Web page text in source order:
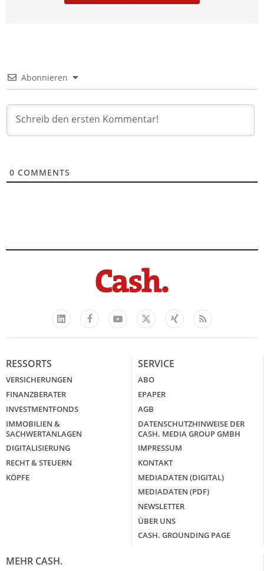
Abonnieren
0 COMMENTS
LinkedIn
FacebookYouTube
X
Xing Feed
RESSORTS
VERSICHERUNGEN
FINANZBERATER
INVESTMENTFONDS
IMMOBILIEN &
SACHWERTANLAGEN
DIGITALISIERUNG
RECHT & STEUERN
KÖPFE
SERVICE
ABO
EPAPER
AGB
DATENSCHUTZHINWEISE DER
CASH. MEDIA GROUP GMBH
IMPRESSUM
KONTAKT
MEDIADATEN (DIGITAL)
MEDIADATEN (PDF)
NEWSLETTER
ÜBER UNS
CASH. GROUNDING PAGE
MEHR CASH.